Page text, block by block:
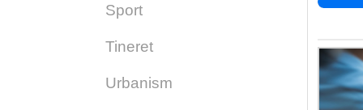
Sport
Tineret
Urbanism